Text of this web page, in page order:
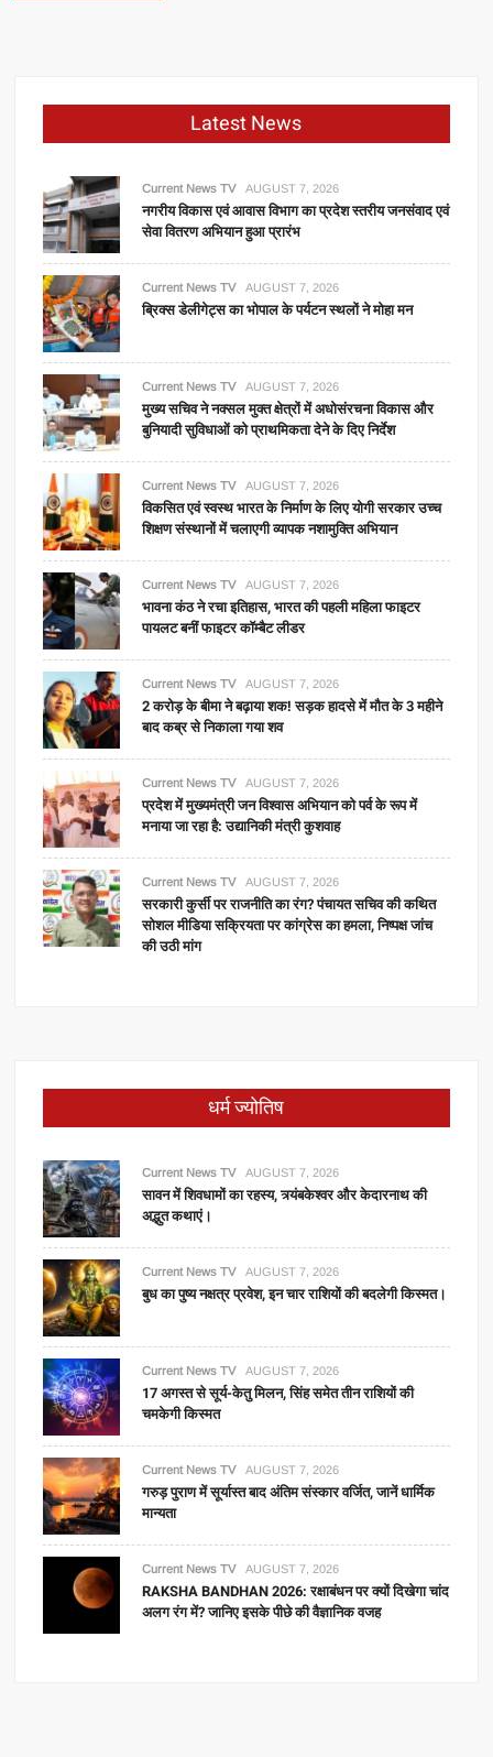
Latest News
Current News TV AUGUST 7, 2026
नगरीय विकास एवं आवास विभाग का प्रदेश स्तरीय जनसंवाद एवं
सेवा वितरण अभियान हुआ प्रारंभ
Current News TV AUGUST 7, 2026
ब्रिक्स डेलीगेट्स का भोपाल के पर्यटन स्थलों ने मोहा मन
Current News TV AUGUST 7, 2026
मुख्य सचिव ने नक्सल मुक्त क्षेत्रों में अधोसंरचना विकास और
बुनियादी सुविधाओं को प्राथमिकता देने के दिए निर्देश
Current News TV AUGUST 7, 2026
विकसित एवं स्वस्थ भारत के निर्माण के लिए योगी सरकार उच्च
शिक्षण संस्थानों में चलाएगी व्यापक नशामुक्ति अभियान
Current News TV AUGUST 7, 2026
भावना कंठ ने रचा इतिहास, भारत की पहली महिला फाइटर
पायलट बनीं फाइटर कॉम्बैट लीडर
Current News TV AUGUST 7, 2026
2 करोड़ के बीमा ने बढ़ाया शक! सड़क हादसे में मौत के 3 महीने
बाद कब्र से निकाला गया शव
Current News TV AUGUST 7, 2026
प्रदेश में मुख्यमंत्री जन विश्वास अभियान को पर्व के रूप में
मनाया जा रहा है: उद्यानिकी मंत्री कुशवाह
Current News TV AUGUST 7, 2026
सरकारी कुर्सी पर राजनीति का रंग? पंचायत सचिव की कथित
सोशल मीडिया सक्रियता पर कांग्रेस का हमला, निष्पक्ष जांच
की उठी मांग
धर्म ज्योतिष
Current News TV AUGUST 7, 2026
सावन में शिवधामों का रहस्य, त्र्यंबकेश्वर और केदारनाथ की
अद्भुत कथाएं।
Current News TV AUGUST 7, 2026
बुध का पुष्य नक्षत्र प्रवेश, इन चार राशियों की बदलेगी किस्मत।
Current News TV AUGUST 7, 2026
17 अगस्त से सूर्य-केतु मिलन, सिंह समेत तीन राशियों की
चमकेगी किस्मत
Current News TV AUGUST 7, 2026
गरुड़ पुराण में सूर्यास्त बाद अंतिम संस्कार वर्जित, जानें धार्मिक
मान्यता
Current News TV AUGUST 7, 2026
RAKSHA BANDHAN 2026: रक्षाबंधन पर क्यों दिखेगा चांद
अलग रंग में? जानिए इसके पीछे की वैज्ञानिक वजह